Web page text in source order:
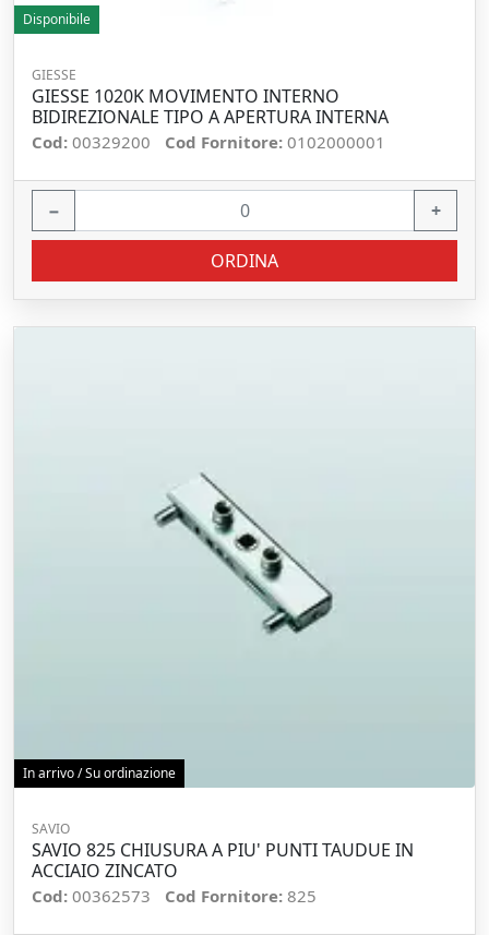
Disponibile
GIESSE
GIESSE 1020K MOVIMENTO INTERNO
BIDIREZIONALE TIPO A APERTURA INTERNA
Cod: 00329200 Cod Fornitore: 0102000001
− +
ORDINA
In arrivo / Su ordinazione
SAVIO
SAVIO 825 CHIUSURA A PIU' PUNTI TAUDUE IN
ACCIAIO ZINCATO
Cod: 00362573 Cod Fornitore: 825